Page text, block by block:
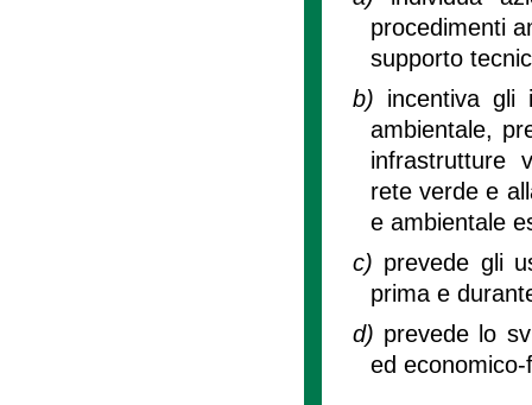
procedimenti
supporto
b) incentiva gli
ambientale,
infrastrutture
rete verde e
e ambientale
c) prevede gli
prima e
d) prevede lo
ed